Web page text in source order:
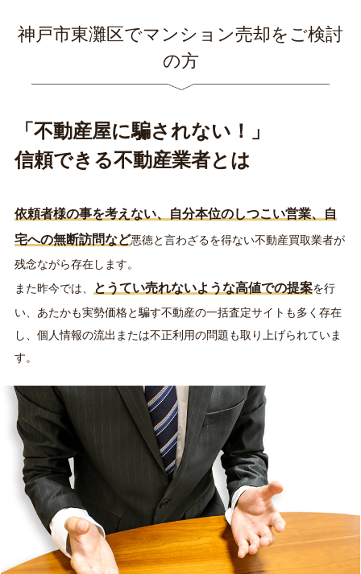
神戸市東灘区でマンション売却をご検討
の方
「不動産屋に騙されない！」
信頼できる不動産業者とは
依頼者様の事を考えない、自分本位のしつこい営業、自
宅への無断訪問など悪徳と言わざるを得ない不動産買取業者が
残念ながら存在します。
また昨今では、
とうてい売れないような高値での提案を行
い、あたかも実勢価格と騙す不動産の一括査定サイトも多く存在
し、個人情報の流出または不正利用の問題も取り上げられていま
す。